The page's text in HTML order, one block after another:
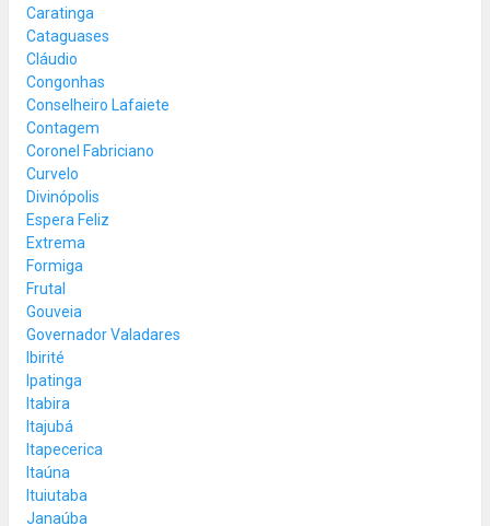
Caratinga
Cataguases
Cláudio
Congonhas
Conselheiro Lafaiete
Contagem
Coronel Fabriciano
Curvelo
Divinópolis
Espera Feliz
Extrema
Formiga
Frutal
Gouveia
Governador Valadares
Ibirité
Ipatinga
Itabira
Itajubá
Itapecerica
Itaúna
Ituiutaba
Janaúba